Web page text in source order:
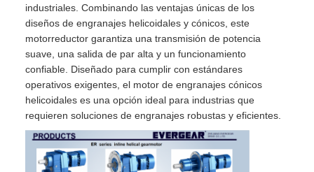
industriales. Combinando las ventajas únicas de los
diseños de engranajes helicoidales y cónicos, este
motorreductor garantiza una transmisión de potencia
suave, una salida de par alta y un funcionamiento
confiable. Diseñado para cumplir con estándares
operativos exigentes, el motor de engranajes cónicos
helicoidales es una opción ideal para industrias que
requieren soluciones de engranajes robustas y eficientes.